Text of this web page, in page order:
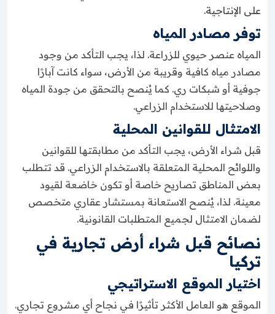
على الإنتاجية.
توفر مصادر المياه
المياه عنصر حيوي للزراعة. لذا، يجب التأكد من وجود
مصادر مياه كافية وقريبة من الأرض، سواء كانت آبارًا
جوفية أو شبكات ري. كما يُنصح بالتحقق من جودة المياه
وصلاحيتها للاستخدام الزراعي.
الامتثال للقوانين المحلية
قبل شراء الأرض، يجب التأكد من مطابقتها للقوانين
واللوائح المحلية المتعلقة بالاستخدام الزراعي. قد تتطلب
بعض المناطق تصاريح خاصة أو تكون خاضعة لقيود
معينة. لذا، يُنصح الاستعانة بمستشار عقاري متخصص
لضمان الامتثال لجميع المتطلبات القانونية.
نصائح قبل شراء أرض تجارية في
تركيا
اختيار الموقع الاستراتيجي
الموقع هو العامل الأكثر تأثيرًا في نجاح أي مشروع تجاري.